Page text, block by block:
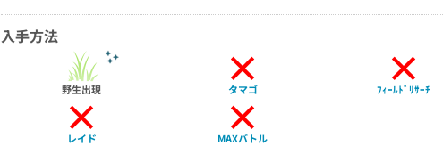
入手方法
野生出現 ×
タマゴ ×
ﾌｨｰﾙﾄﾞﾘｻｰﾁ
×
レイド ×
MAXバトル